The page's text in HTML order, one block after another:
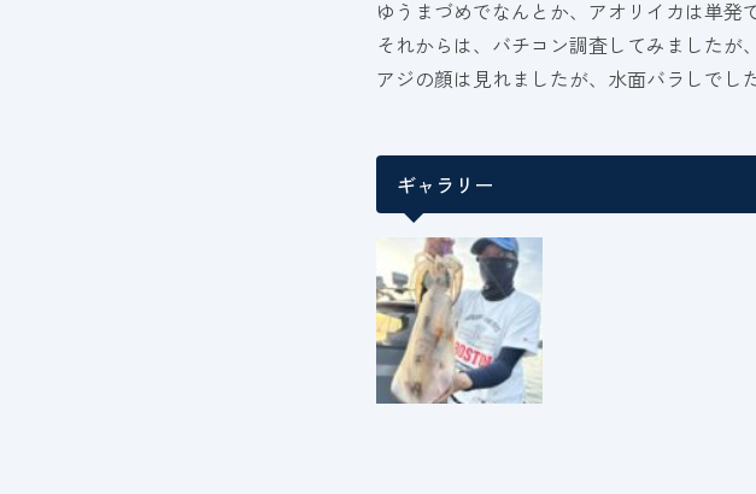
ゆうまづめでなんとか、アオリイカは単発
それからは、バチコン調査してみました
アジの顔は見れましたが、水面バラしでし
ギャラリー